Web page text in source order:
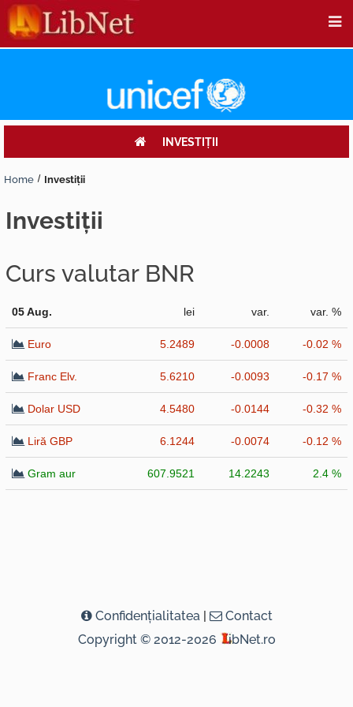
INVESTIŢII
Home Investiţii
investiţii
Curs valutar BNR
05 Aug. lei var. var. %
Euro 5.2489 -0.0008 -0.02 %
Franc Elv. 5.6210 -0.0093 -0.17 %
Dolar USD 4.5480 -0.0144 -0.32 %
Liră GBP 6.1244 -0.0074 -0.12 %
Gram aur 607.9521 14.2243 2.4 %
Confidenţialitatea |
Contact
Copyright © 2012-2026
ibNet.ro